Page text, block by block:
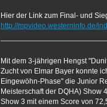
Hier der Link zum Final- und
http://mpvideo.westerninfo.de/
Mit dem 3-jährigen Hengst
Zucht von Elmar Bayer konnte
Eingewöhn-Phase" die Junior
Meisterschaft der DQHA) Show
Show 3 mit einem Score von